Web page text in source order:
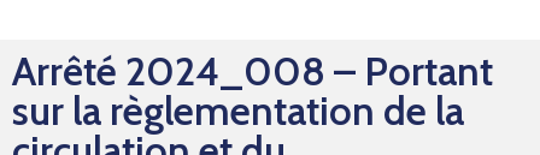
Sorties
Arrêté 2024_008 – Portant
sur la règlementation de la